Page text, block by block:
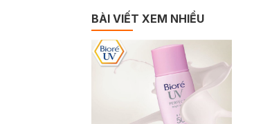
BÀI VIẾT XEM NHIỀU